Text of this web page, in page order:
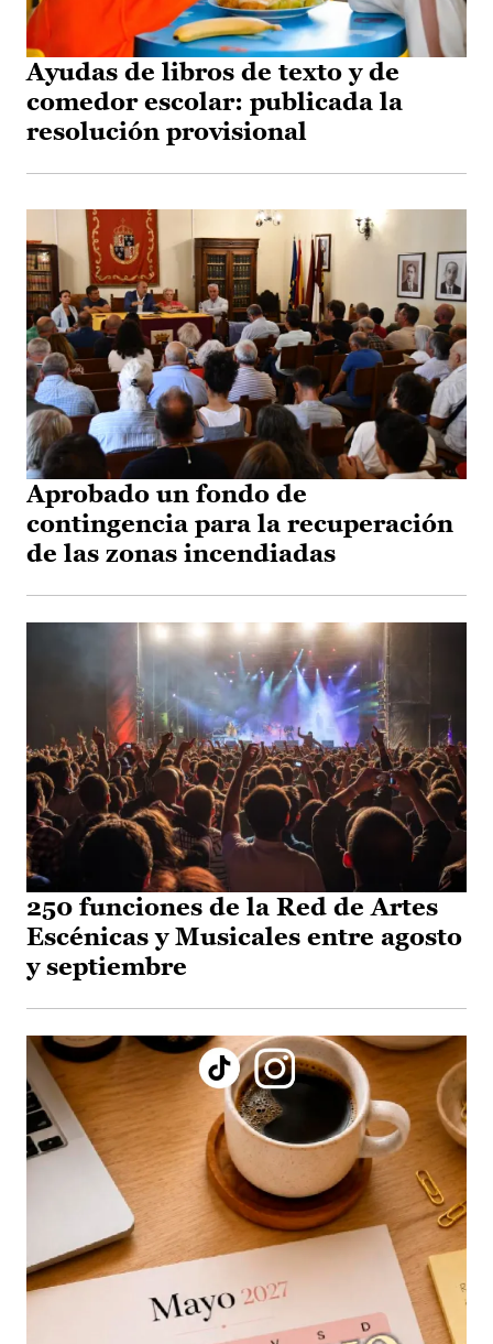
Ayudas de libros de texto y de
comedor escolar: publicada la
resolución provisional
Aprobado un fondo de
contingencia para la recuperación
de las zonas incendiadas
250 funciones de la Red de Artes
Escénicas y Musicales entre agosto
y septiembre